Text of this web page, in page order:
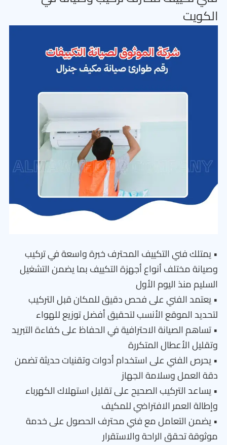
الكويت
• يمتلك فني التكييف المحترف خبرة واسعة في تركيب
وصيانة مختلف أنواع أجهزة التكييف بما يضمن التشغيل
السليم منذ اليوم الأول
• يعتمد الفني على فحص دقيق للمكان قبل التركيب
لتحديد الموقع الأنسب لتحقيق أفضل توزيع للهواء
• تساهم الصيانة الاحترافية في الحفاظ على كفاءة التبريد
وتقليل الأعطال المتكررة
• يحرص الفني على استخدام أدوات وتقنيات حديثة تضمن
دقة العمل وسلامة الجهاز
• يساعد التركيب الصحيح على تقليل استهلاك الكهرباء
وإطالة العمر الافتراضي للمكيف
• يضمن التعامل مع فني محترف الحصول على خدمة
موثوقة تحقق الراحة والاستقرار